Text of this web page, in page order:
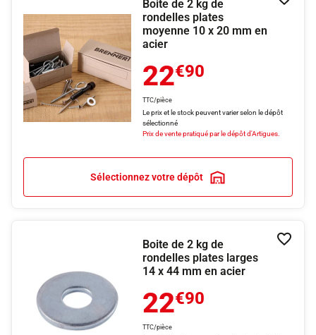
Boite de 2 kg de
rondelles plates
moyenne 10 x 20 mm en
acier
22€90
TTC/pièce
Le prix et le stock peuvent varier selon le dépôt
sélectionné
Prix de vente pratiqué par le dépôt d'Artigues.
Sélectionnez votre dépôt
Boite de 2 kg de
rondelles plates larges
14 x 44 mm en acier
22€90
TTC/pièce